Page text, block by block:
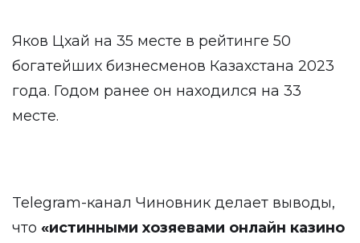
Яков Цхай на 35 месте в рейтинге 50
богатейших бизнесменов Казахстана 2023
года. Годом ранее он находился на 33
месте.
Telegram-канал Чиновник делает выводы,
что «истинными хозяевами онлайн казино